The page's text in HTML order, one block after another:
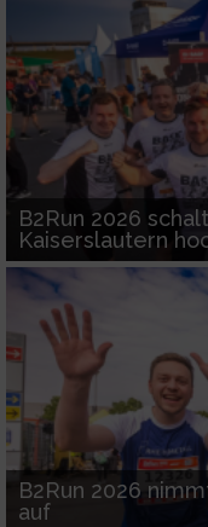
B2Run 2026
Kaiserslautern
B2Run 2026
auf